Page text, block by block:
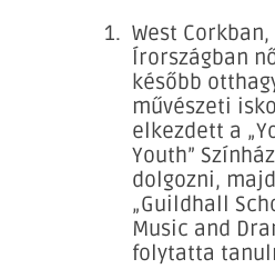
West Corkban,
Írországban
később
művészeti
elkezdett a
Youth”
dolgozni, majd
„Guildhall
Music and
folytatta